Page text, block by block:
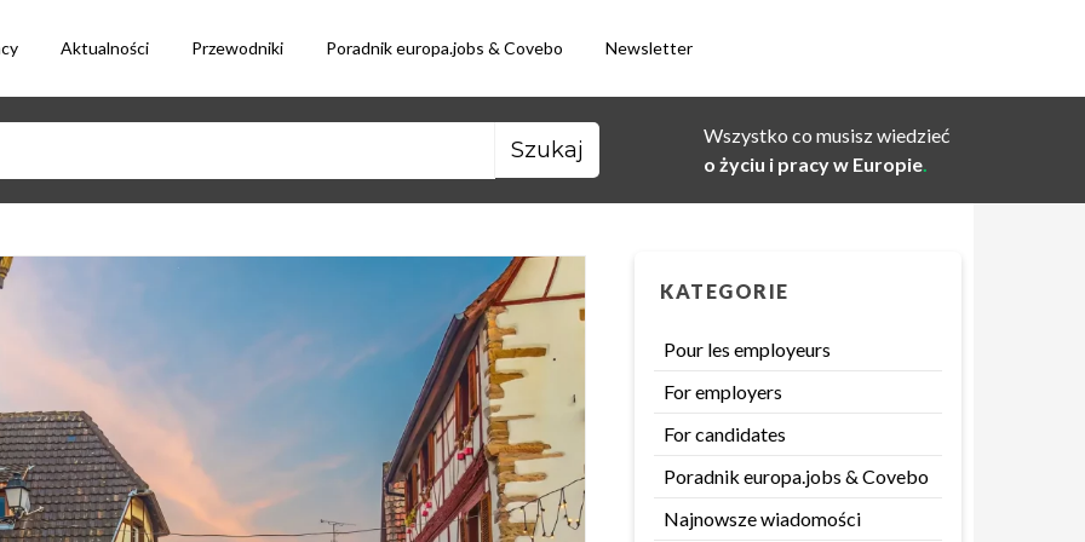
Aktualności Przewodniki Poradnik europa.jobs & Covebo Newsletter
Wszystko co musisz wiedzieć
o życiu i pracy w Europie.
KATEGORIE
Pour les employeurs
For employers
For candidates
Poradnik europa.jobs & Covebo
Najnowsze wiadomości